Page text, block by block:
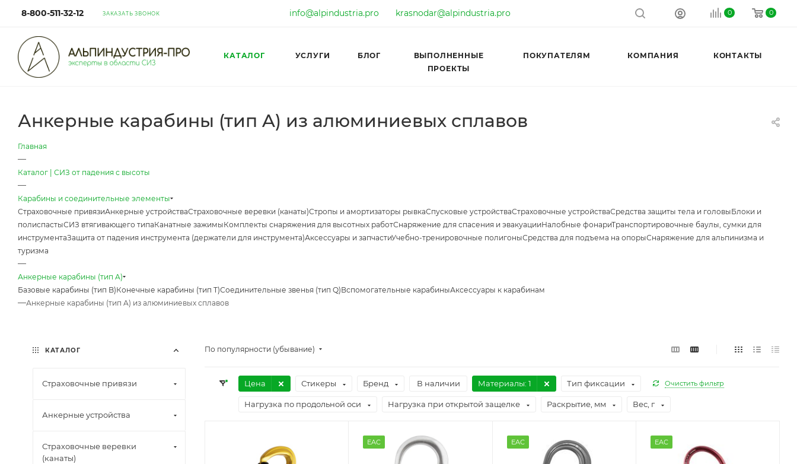
8-800-511-32-12 ЗАКАЗАТЬ ЗВОНОК info@alpindustria.pro krasnodar@alpindustria.pro 0 0
КАТАЛОГ УСЛУГИ БЛОГ
ВЫПОЛНЕННЫЕ
ПРОЕКТЫ
ПОКУПАТЕЛЯМ КОМПАНИЯ КОНТАКТЫ
Анкерные карабины (тип A) из алюминиевых сплавов
Главная
—
Каталог | СИЗ от падения с высоты
—
Карабины и соединительные элементы
Страховочные привязиАнкерные устройстваСтраховочные веревки (канаты)Стропы и амортизаторы рывкаСпусковые устройстваСтраховочные устройстваСредства защиты тела и головыБлоки и
полиспастыСИЗ втягивающего типаКанатные зажимыКомплекты снаряжения для высотных работСнаряжение для спасения и эвакуацииНалобные фонариТранспортировочные баулы, сумки для
инструментаЗащита от падения инструмента (держатели для инструмента)Аксессуары и запчастиУчебно-тренировочные полигоныСредства для подъема на опорыСнаряжение для альпинизма и
туризма
—
Анкерные карабины (тип A)
Базовые карабины (тип B)Конечные карабины (тип T)Соединительные звенья (тип Q)Вспомогательные карабиныАксессуары к карабинам
—Анкерные карабины (тип A) из алюминиевых сплавов
По популярности (убывание)
Цена Стикеры Бренд В наличии Материалы: 1 Тип фиксации
Нагрузка по продольной оси Нагрузка при открытой защелке Раскрытие, мм Вес, г
Очистить фильтр
EAC EAC EAC
КАТАЛОГ
Страховочные привязи
Анкерные устройства
Страховочные веревки
(канаты)